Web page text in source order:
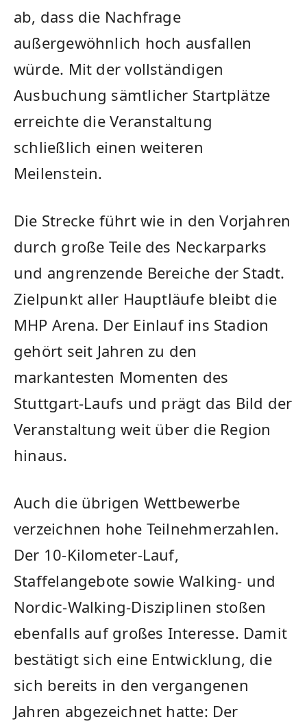
ab, dass die Nachfrage
außergewöhnlich hoch ausfallen
würde. Mit der vollständigen
Ausbuchung sämtlicher Startplätze
erreichte die Veranstaltung
schließlich einen weiteren
Meilenstein.
Die Strecke führt wie in den Vorjahren
durch große Teile des Neckarparks
und angrenzende Bereiche der Stadt.
Zielpunkt aller Hauptläufe bleibt die
MHP Arena. Der Einlauf ins Stadion
gehört seit Jahren zu den
markantesten Momenten des
Stuttgart-Laufs und prägt das Bild der
Veranstaltung weit über die Region
hinaus.
Auch die übrigen Wettbewerbe
verzeichnen hohe Teilnehmerzahlen.
Der 10-Kilometer-Lauf,
Staffelangebote sowie Walking- und
Nordic-Walking-Disziplinen stoßen
ebenfalls auf großes Interesse. Damit
bestätigt sich eine Entwicklung, die
sich bereits in den vergangenen
Jahren abgezeichnet hatte: Der